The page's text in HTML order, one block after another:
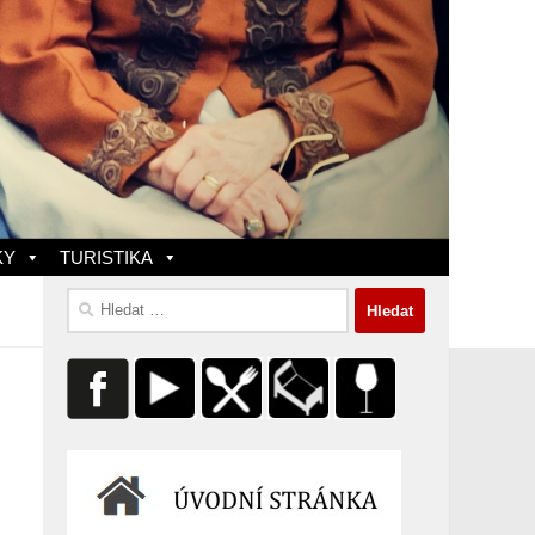
TURISTIKA
Vyhledávání